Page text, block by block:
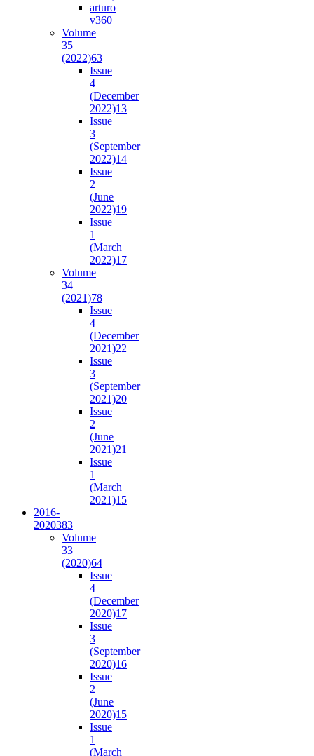
arturo
v360
Volume
35
(2022)63
Issue
4
(December
2022)13
Issue
3
(September
2022)14
Issue
2
(June
2022)19
Issue
1
(March
2022)17
Volume
34
(2021)78
Issue
4
(December
2021)22
Issue
3
(September
2021)20
Issue
2
(June
2021)21
Issue
1
(March
2021)15
2016-
2020383
Volume
33
(2020)64
Issue
4
(December
2020)17
Issue
3
(September
2020)16
Issue
2
(June
2020)15
Issue
1
(March